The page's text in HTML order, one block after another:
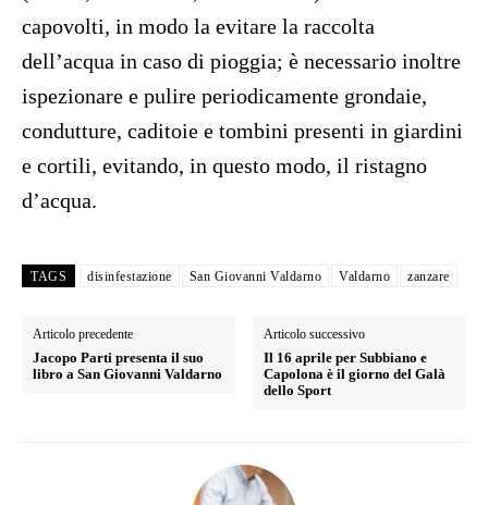
capovolti, in modo la evitare la raccolta
dell’acqua in caso di pioggia; è necessario inoltre
ispezionare e pulire periodicamente grondaie,
condutture, caditoie e tombini presenti in giardini
e cortili, evitando, in questo modo, il ristagno
d’acqua.
TAGS disinfestazione San Giovanni Valdarno Valdarno zanzare
Articolo precedente
Jacopo Parti presenta il suo
libro a San Giovanni Valdarno
Articolo successivo
Il 16 aprile per Subbiano e
Capolona è il giorno del Galà
dello Sport